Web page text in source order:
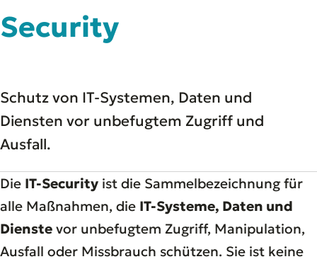
Start
04Leistungen
05Docs
06Tools
Welten
Security
Schutz von IT-Systemen, Daten und
Diensten vor unbefugtem Zugriff und
Ausfall.
Die IT-Security ist die Sammelbezeichnung für
alle Maßnahmen, die IT-Systeme, Daten und
Dienste vor unbefugtem Zugriff, Manipulation,
Ausfall oder Missbrauch schützen. Sie ist keine